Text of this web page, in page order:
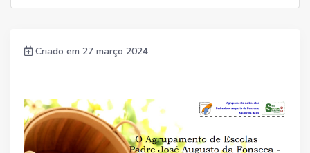
Criado em 27 março 2024